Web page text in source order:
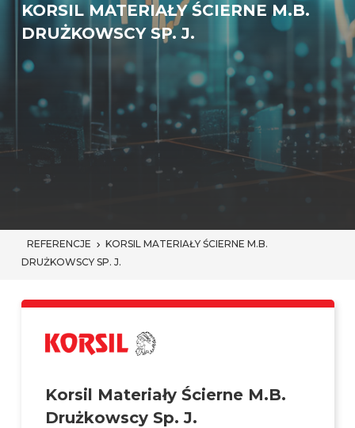
KORSIL MATERIAŁY ŚCIERNE M.B.
DRUŻKOWSCY SP. J.
REFERENCJE
KORSIL MATERIAŁY ŚCIERNE M.B.
DRUŻKOWSCY SP. J.
Korsil Materiały Ścierne M.B.
Drużkowscy Sp. J.